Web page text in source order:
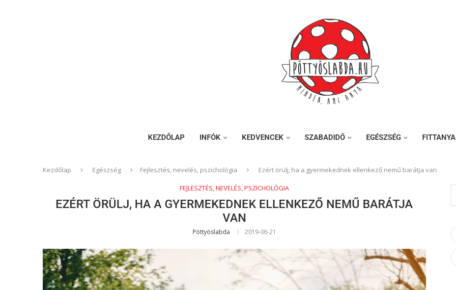
KEZDŐLAP INFÓK KEDVENCEK SZABADIDŐ EGÉSZSÉG FITTANYA
Kezdőlap Egészség Fejlesztés, nevelés, pszichológia Ezért örülj, ha a gyermekednek ellenkező nemű barátja van
FEJLESZTÉS, NEVELÉS, PSZICHOLÓGIA
EZÉRT ÖRÜLJ, HA A GYERMEKEDNEK ELLENKEZŐ NEMŰ BARÁTJA
VAN
Pöttyöslabda 2019-06-21